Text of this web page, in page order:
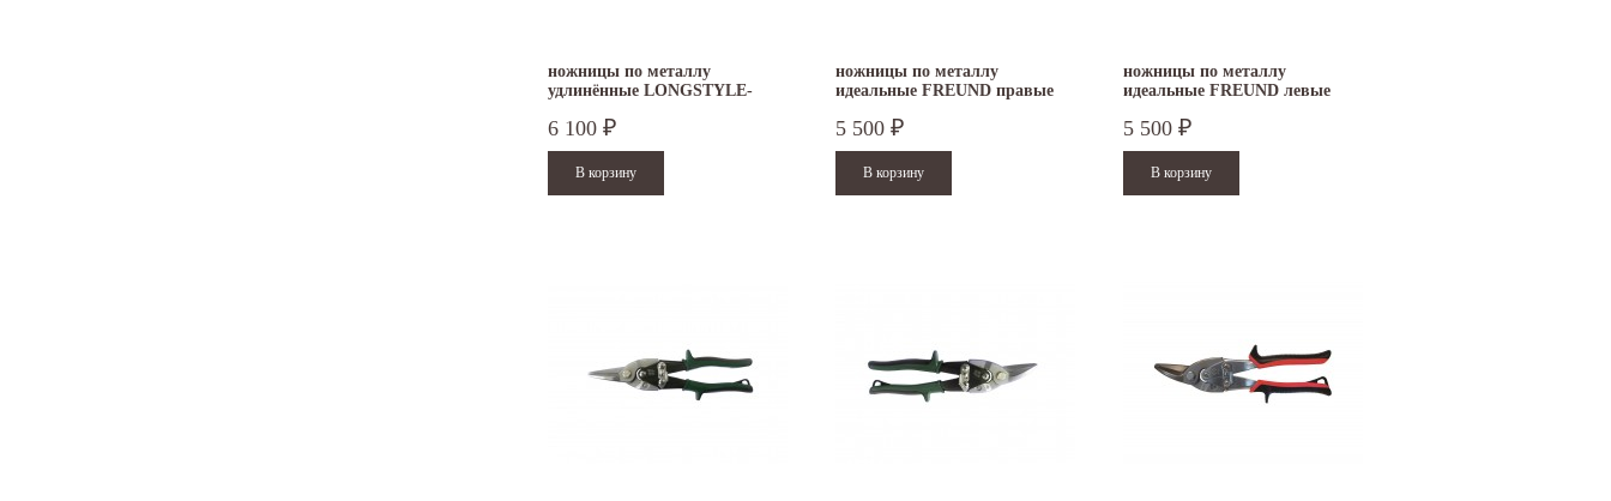
ножницы по металлу
удлинённые LONGSTYLE-
6 100 ₽
ножницы по металлу
идеальные FREUND правые
5 500 ₽
ножницы по металлу
идеальные FREUND левые
5 500 ₽